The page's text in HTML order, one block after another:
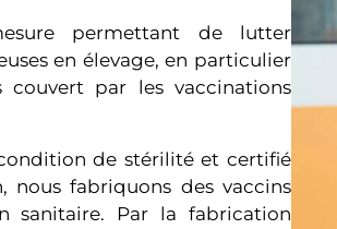
permettant de lutter
en élevage, en particulier
couvert par les vaccinations
de stérilité et certifié
nous fabriquons des vaccins
sanitaire. Par la fabrication